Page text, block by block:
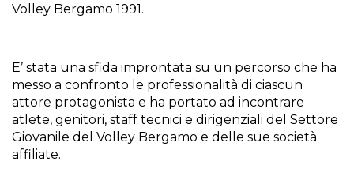
Volley Bergamo 1991.
E’ stata una sfida improntata su un percorso che ha
messo a confronto le professionalità di ciascun
attore protagonista e ha portato ad incontrare
atlete, genitori, staff tecnici e dirigenziali del Settore
Giovanile del Volley Bergamo e delle sue società
affiliate.